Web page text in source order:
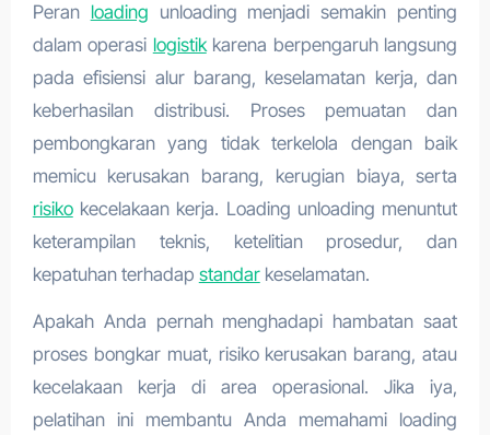
Peran loading unloading menjadi semakin penting
dalam operasi logistikkarena berpengaruh langsung
pada efisiensi alur barang, keselamatan kerja, dan
keberhasilan distribusi. Proses pemuatan dan
pembongkaran yang tidak terkelola dengan baik
memicu kerusakan barang, kerugian biaya, serta
risikokecelakaan kerja. Loading unloading menuntut
keterampilan teknis, ketelitian prosedur, dan
kepatuhan terhadap standarkeselamatan.
Apakah Anda pernah menghadapi hambatan saat
proses bongkar muat, risiko kerusakan barang, atau
kecelakaan kerja di area operasional. Jika iya,
pelatihan ini membantu Anda memahami loading